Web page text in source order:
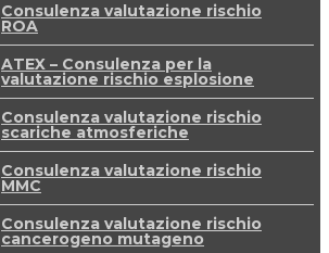
Consulenza valutazione rischio
ROA
ATEX – Consulenza per la
valutazione rischio esplosione
Consulenza valutazione rischio
scariche atmosferiche
Consulenza valutazione rischio
MMC
Consulenza valutazione rischio
cancerogeno mutageno